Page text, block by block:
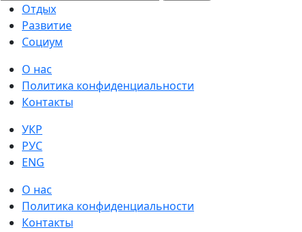
Отдых
Развитие
Социум
О нас
Политика конфиденциальности
Контакты
УКР
РУС
ENG
О нас
Политика конфиденциальности
Контакты